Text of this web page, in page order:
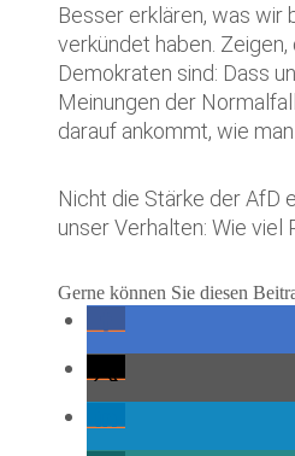
Besser erklären, was wir
verkündet haben.
Demokraten sind: Dass
Meinungen der
darauf ankommt, wie
Nicht die Stärke der AfD
unser Verhalten: Wie viel
Gerne können Sie diesen